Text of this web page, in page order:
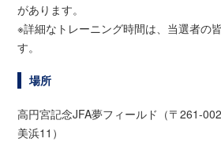
があります。
※詳細なトレーニング時間は、当選者の
す。
場所
高円宮記念JFA夢フィールド（〒261-
美浜11）